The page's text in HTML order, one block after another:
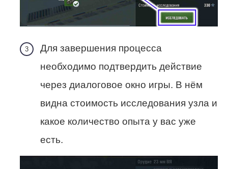
Для завершения процесса
необходимо подтвердить действие
через диалоговое окно игры. В нём
видна стоимость исследования узла и
какое количество опыта у вас уже
есть.